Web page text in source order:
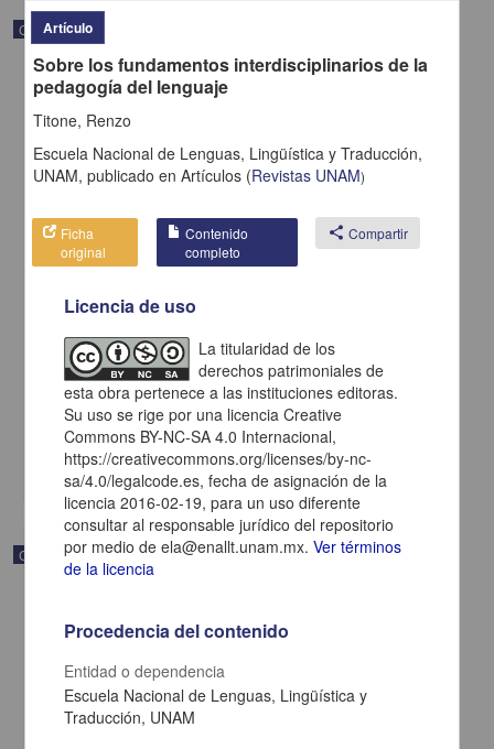
Correspondencia postal
Carta de H. C. Pitman a Francisco I. Madero en la que le solicita
una fotografía
Pitman, H. C.
[sin fecha]
Multidisciplina
Correspondencia postal
Artículo
Sobre los fundamentos interdisciplinarios de la
pedagogía del lenguaje
Titone, Renzo
Escuela Nacional de Lenguas, Lingüística y Traducción,
UNAM, publicado enArtículos (Revistas UNAM)
Ficha
original
Contenido
completo
share Compartir
Licencia de uso
La titularidad de los
derechos patrimoniales de
esta obra pertenece a las instituciones editoras.
Su uso se rige por una licencia Creative
Commons BY-NC-SA 4.0 Internacional,
https://creativecommons.org/licenses/by-nc-
sa/4.0/legalcode.es, fecha de asignación de la
licencia 2016-02-19, para un uso diferente
consultar al responsable jurídico del repositorio
por medio de ela@enallt.unam.mx.Ver términos
de la licencia
Procedencia del contenido
Entidad o dependencia
Escuela Nacional de Lenguas, Lingüística y
Traducción, UNAM